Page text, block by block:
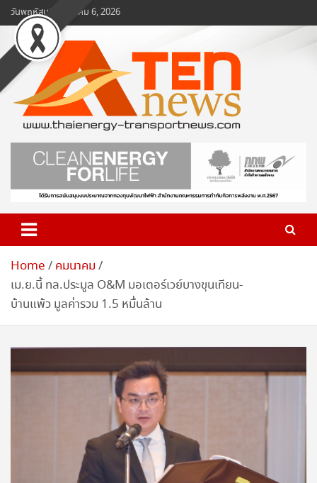
Skip
to
content
วันพฤหัสบดี, สิงหาคม 6, 2026
www.ten-news.com
ข่าวพลังงานและคมนาคม
Home
คมนาคม
เม.ย.นี้ ทล.ประมูล O&M มอเตอร์เวย์บางขุนเทียน-
บ้านแพ้ว มูลค่ารวม 1.5 หมื่นล้าน